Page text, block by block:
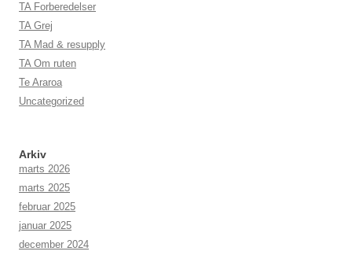
TA Forberedelser
TA Grej
TA Mad & resupply
TA Om ruten
Te Araroa
Uncategorized
Arkiv
marts 2026
marts 2025
februar 2025
januar 2025
december 2024